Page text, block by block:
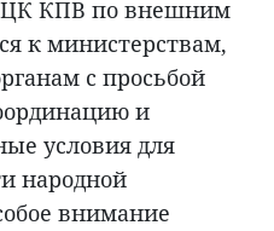
КПВ по внешним
к министерствам,
с просьбой
и
условия для
народной
внимание